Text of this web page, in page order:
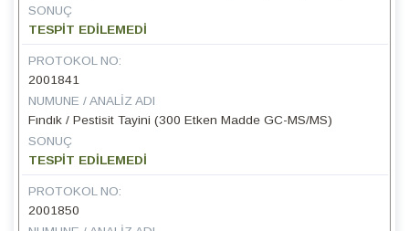
SONUÇ
TESPİT EDİLEMEDİ
PROTOKOL NO:
2001841
NUMUNE / ANALIZ ADI
Fındık / Pestisit Tayini (300 Etken Madde GC-MS/MS)
SONUÇ
TESPİT EDİLEMEDİ
PROTOKOL NO:
2001850